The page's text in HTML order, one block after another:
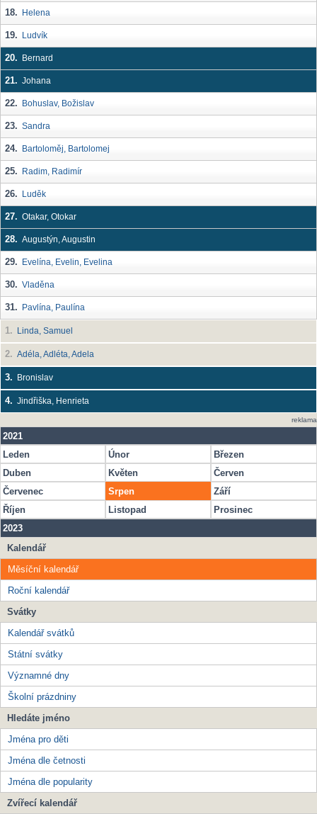
18. Helena
19. Ludvík
20. Bernard
21. Johana
22. Bohuslav, Božislav
23. Sandra
24. Bartoloměj, Bartolomej
25. Radim, Radimír
26. Luděk
27. Otakar, Otokar
28. Augustýn, Augustin
29. Evelína, Evelin, Evelina
30. Vladěna
31. Pavlína, Paulína
1. Linda, Samuel
2. Adéla, Adléta, Adela
3. Bronislav
4. Jindřiška, Henrieta
reklama
2021
Leden
Únor
Březen
Duben
Květen
Červen
Červenec
Srpen
Září
Říjen
Listopad
Prosinec
2023
Kalendář
Měsíční kalendář
Roční kalendář
Svátky
Kalendář svátků
Státní svátky
Významné dny
Školní prázdniny
Hledáte jméno
Jména pro děti
Jména dle četnosti
Jména dle popularity
Zvířecí kalendář